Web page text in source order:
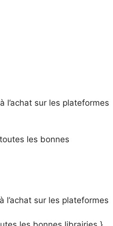
l’achat sur les plateformes
les bonnes
l’achat sur les plateformes